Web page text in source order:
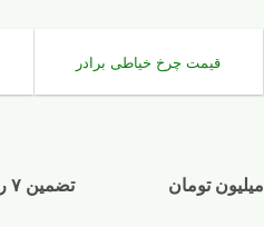
قیمت چرخ خیاطی برادر
میلیون تومان تضمین ۷ روز بازگشت کالا